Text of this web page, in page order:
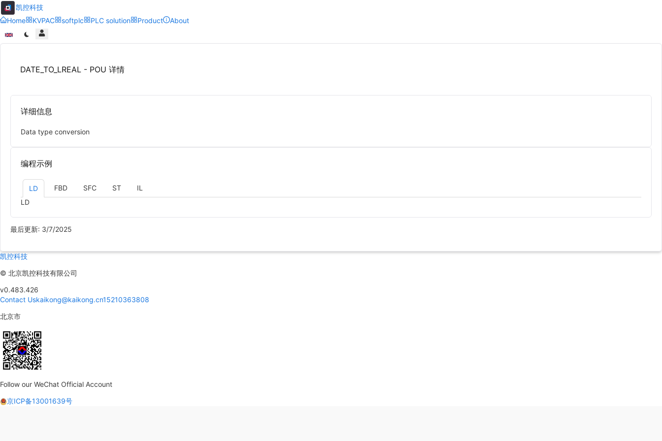
凯控科技
Home
KVPAC softplc PLC solution Product About
DATE_TO_LREAL - POU 详情
详细信息
Data type conversion
编程示例
LD FBD SFC ST
IL
LD
最后更新: 3/7/2025
凯控科技
© 北京凯控科技有限公司
v0.483.426
Contact Uskaikong@kaikong.cn15210363808
北京市
Follow our WeChat Official Account
京ICP备13001639号